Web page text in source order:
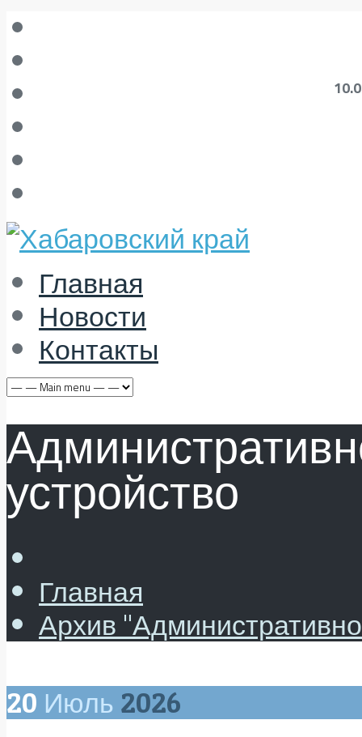
Главная
Новости
Контакты
устройство
Главная
Архив
20 Июль 2026